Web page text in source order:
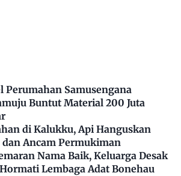
Perumahan Samusengana
Buntut Material 200 Juta
di Kalukku, Api Hanguskan
Ancam Permukiman
Nama Baik, Keluarga Desak
Lembaga Adat Bonehau